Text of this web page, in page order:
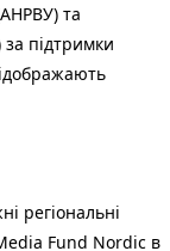
та
за підтримки
регіональні
Fund Nordic в